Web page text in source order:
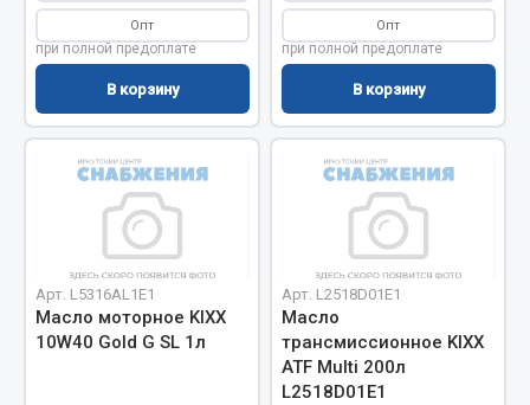
Автотовары
Автозвук
Автокаталоги
Аксессуары автомобильные
Аптечки и знаки автомобильные
Брызговики
Вентиляторы кабины
Вымпела
Показать ещё
Опт
при полной предоплате
В корзину
Опт
при полной предоплате
В корзину
Арт. L5316AL1E1
Масло моторное KIXX
10W40 Gold G SL 1л
Арт. L2518D01E1
Масло
трансмиссионное KIXX
ATF Multi 200л
L2518D01E1